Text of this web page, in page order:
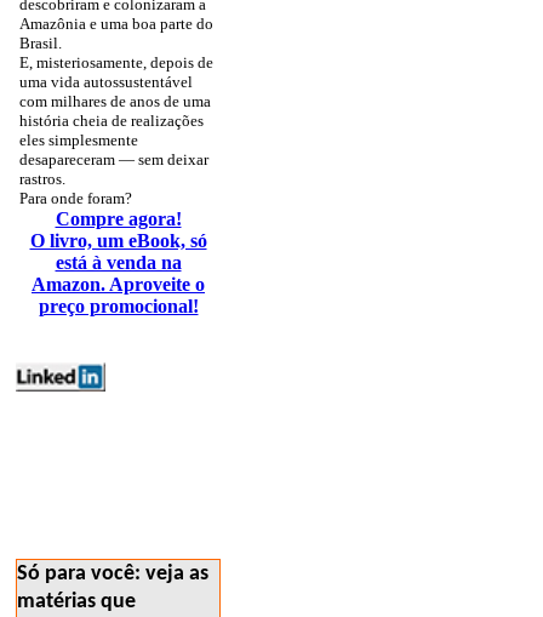
descobriram e colonizaram a
Amazônia e uma boa parte do
Brasil.
E, misteriosamente, depois de
uma vida autossustentável
com milhares de anos de uma
história cheia de realizações
eles simplesmente
desapareceram — sem deixar
rastros.
Para onde foram?
Compre agora!
O livro, um eBook, só
está à venda na
Amazon. Aproveite o
preço promocional!
Só para você: veja as
matérias que